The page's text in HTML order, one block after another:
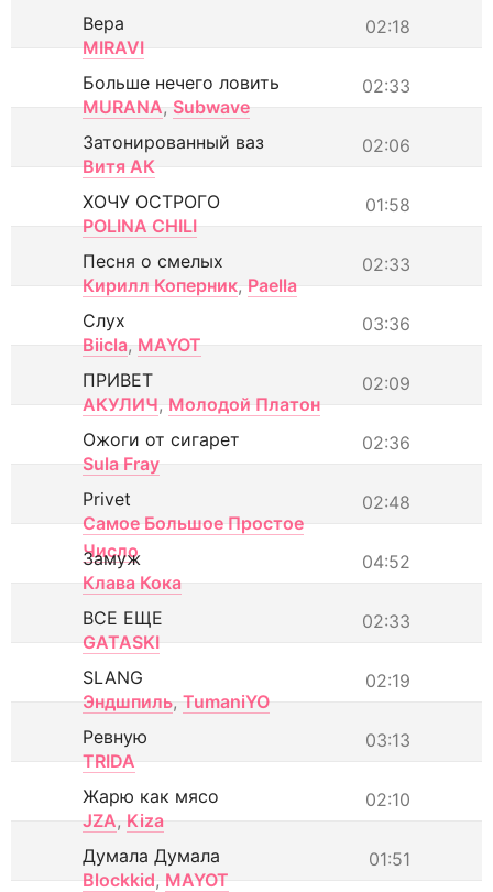
02:18
Вера
MIRAVI
02:33
Больше нечего ловить
MURANA, Subwave
02:06
Затонированный ваз
Витя АК
01:58
ХОЧУ ОСТРОГО
POLINA CHILI
02:33
Песня о смелых
Кирилл Коперник, Paella
03:36
Слух
Biicla, MAYOT
02:09
ПРИВЕТ
АКУЛИЧ, Молодой Платон
02:36
Ожоги от сигарет
Sula Fray
02:48
Privet
Самое Большое Простое
Число
04:52
Замуж
Клава Кока
02:33
ВСЕ ЕЩЕ
GATASKI
02:19
SLANG
Эндшпиль, TumaniYO
03:13
Ревную
TRIDA
02:10
Жарю как мясо
JZA, Kiza
01:51
Думала Думала
Blockkid, MAYOT